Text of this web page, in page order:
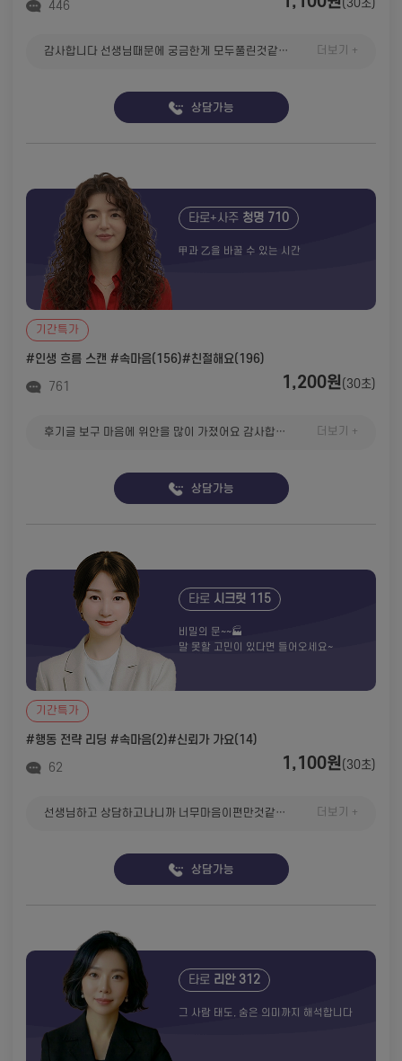
446 (30초)
감사합니다 선생님때문에 궁금한게 모두풀린것같아요 또 무슨일있으면상담들어갈께요 더보기 +
상담가능
타로+사주 청명 710
甲과 乙을 바꿀 수 있는 시간
기간특가
#인생 흐름 스캔 #속마음(156)#친절해요(196)
761 1,200원(30초)
후기글 보구 마음에 위안을 많이 가졌어요 감사합니다 선생님 :) 저희가 정말 같이 갈 수 있을까요… 이 친구는 무슨생각인 걸까요 ? 더보기 +
상담가능
타로 시크릿 115
비밀의 문~~🏭
말 못할 고민이 있다면 들어오세요~
기간특가
#행동 전략 리딩 #속마음(2)#신뢰가 가요(14)
62 1,100원(30초)
선생님하고 상담하고나니까 너무마음이편만것같아요앞으로도계속 선생님하고 상담들어갈께요 더보기 +
상담가능
타로 리안 312
그 사람 태도, 숨은 의미까지 해석합니다